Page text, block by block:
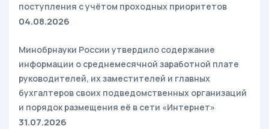
поступления с учётом проходных приоритетов
04.08.2026
Минобрнауки России утвердило содержание
информации о среднемесячной заработной плате
руководителей, их заместителей и главных
бухгалтеров своих подведомственных организаций
и порядок размещения её в сети «Интернет»
31.07.2026